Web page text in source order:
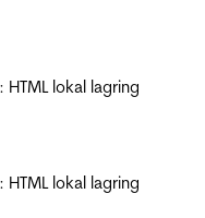
: HTML lokal lagring
: HTML lokal lagring